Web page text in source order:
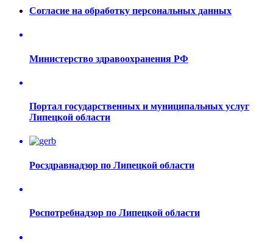
Согласие на обработку персональных данных
Министерство здравоохранения РФ
Портал государственных и муниципальных услуг
Липецкой области
Росздравнадзор по Липецкой области
Роспотребнадзор по Липецкой области